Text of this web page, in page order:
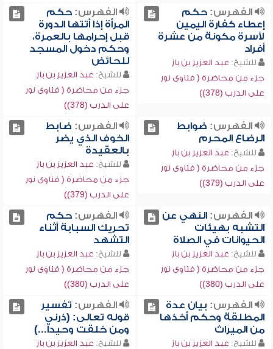
الفهرس:حكم
إعطاء كفارة اليمين
لأسرة مكونة من عشرة
أفراد
للشيخ: عبد العزيز بن باز
جزء من محاضرة ( فتاوى نور
على الدرب (378))
الفهرس:حكم
المرأة إذا أتتها الدورة
قبل إحرامها بالعمرة،
وحكم دخول المسجد
للحائض
للشيخ: عبد العزيز بن باز
جزء من محاضرة ( فتاوى نور
على الدرب (378))
الفهرس: ضوابط
الرضاع المحرم
للشيخ: عبد العزيز بن باز
جزء من محاضرة ( فتاوى نور
على الدرب (379))
الفهرس: ضابط
الخوف الذي يضر
بالعقيدة
للشيخ: عبد العزيز بن باز
جزء من محاضرة ( فتاوى نور
على الدرب (379))
الفهرس:النهي عن
التشبه بهيئات
الحيوانات في الصلاة
للشيخ: عبد العزيز بن باز
جزء من محاضرة ( فتاوى نور
على الدرب (380))
الفهرس:حكم
تحريك السبابة أثناء
التشهد
للشيخ: عبد العزيز بن باز
جزء من محاضرة ( فتاوى نور
على الدرب (380))
الفهرس: بيان عدة
المطلقة وحكم أخذها
من الميراث
للشيخ: عبد العزيز بن باز
الفهرس: تفسير
قوله تعالى: (ذرني
ومن خلقت وحيداً...)
للشيخ: عبد العزيز بن باز